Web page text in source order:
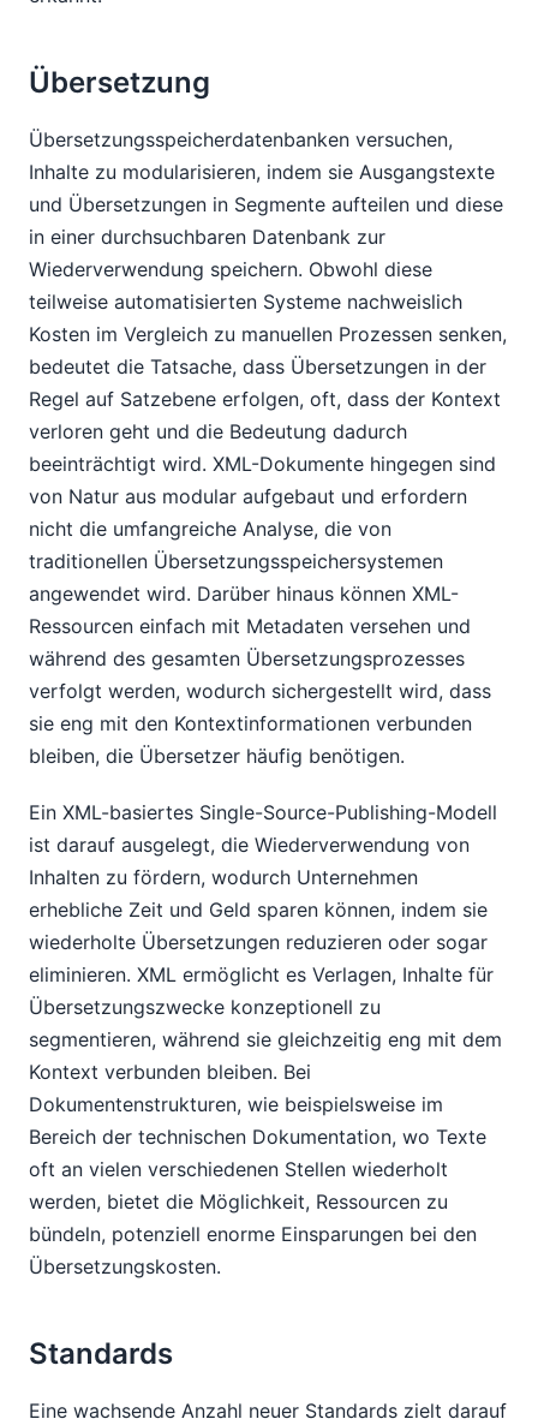
Übersetzung
Übersetzungsspeicherdatenbanken versuchen,
Inhalte zu modularisieren, indem sie Ausgangstexte
und Übersetzungen in Segmente aufteilen und diese
in einer durchsuchbaren Datenbank zur
Wiederverwendung speichern. Obwohl diese
teilweise automatisierten Systeme nachweislich
Kosten im Vergleich zu manuellen Prozessen senken,
bedeutet die Tatsache, dass Übersetzungen in der
Regel auf Satzebene erfolgen, oft, dass der Kontext
verloren geht und die Bedeutung dadurch
beeinträchtigt wird. XML-Dokumente hingegen sind
von Natur aus modular aufgebaut und erfordern
nicht die umfangreiche Analyse, die von
traditionellen Übersetzungsspeichersystemen
angewendet wird. Darüber hinaus können XML-
Ressourcen einfach mit Metadaten versehen und
während des gesamten Übersetzungsprozesses
verfolgt werden, wodurch sichergestellt wird, dass
sie eng mit den Kontextinformationen verbunden
bleiben, die Übersetzer häufig benötigen.
Ein XML-basiertes Single-Source-Publishing-Modell
ist darauf ausgelegt, die Wiederverwendung von
Inhalten zu fördern, wodurch Unternehmen
erhebliche Zeit und Geld sparen können, indem sie
wiederholte Übersetzungen reduzieren oder sogar
eliminieren. XML ermöglicht es Verlagen, Inhalte für
Übersetzungszwecke konzeptionell zu
segmentieren, während sie gleichzeitig eng mit dem
Kontext verbunden bleiben. Bei
Dokumentenstrukturen, wie beispielsweise im
Bereich der technischen Dokumentation, wo Texte
oft an vielen verschiedenen Stellen wiederholt
werden, bietet die Möglichkeit, Ressourcen zu
bündeln, potenziell enorme Einsparungen bei den
Übersetzungskosten.
Standards
Eine wachsende Anzahl neuer Standards zielt darauf